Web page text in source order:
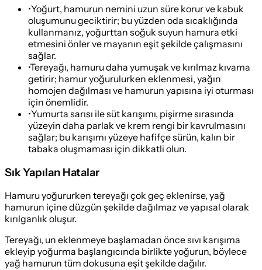
•Yoğurt, hamurun nemini uzun süre korur ve kabuk
oluşumunu geciktirir; bu yüzden oda sıcaklığında
kullanmanız, yoğurttan soğuk suyun hamura etki
etmesini önler ve mayanın eşit şekilde çalışmasını
sağlar.
•Tereyağı, hamuru daha yumuşak ve kırılmaz kıvama
getirir; hamur yoğurulurken eklenmesi, yağın
homojen dağılması ve hamurun yapısına iyi oturması
için önemlidir.
•Yumurta sarısı ile süt karışımı, pişirme sırasında
yüzeyin daha parlak ve krem rengi bir kavrulmasını
sağlar; bu karışımı yüzeye hafifçe sürün, kalın bir
tabaka oluşmaması için dikkatli olun.
Sık Yapılan Hatalar
Hamuru yoğururken tereyağı çok geç eklenirse, yağ
hamurun içine düzgün şekilde dağılmaz ve yapısal olarak
kırılganlık oluşur.
Tereyağı, un eklenmeye başlamadan önce sıvı karışıma
ekleyip yoğurma başlangıcında birlikte yoğurun, böylece
yağ hamurun tüm dokusuna eşit şekilde dağılır.